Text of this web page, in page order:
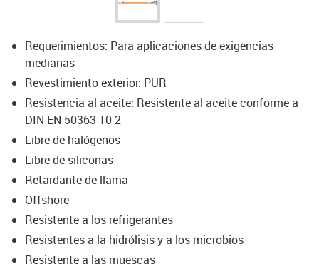
Requerimientos: Para aplicaciones de exigencias
medianas
Revestimiento exterior: PUR
Resistencia al aceite: Resistente al aceite conforme a
DIN EN 50363-10-2
Libre de halógenos
Libre de siliconas
Retardante de llama
Offshore
Resistente a los refrigerantes
Resistentes a la hidrólisis y a los microbios
Resistente a las muescas